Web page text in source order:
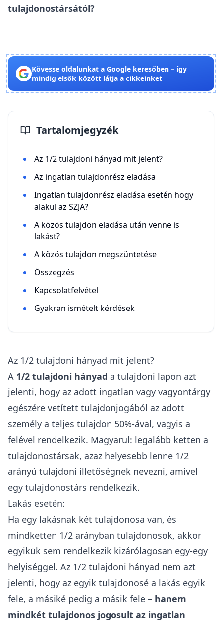
tulajdonostársától?
Kövesse oldalunkat a Google keresőben – így
mindig elsők között látja a cikkeinket
Tartalomjegyzék
Az 1/2 tulajdoni hányad mit jelent?
Az ingatlan tulajdonrész eladása
Ingatlan tulajdonrész eladása esetén hogy
alakul az SZJA?
A közös tulajdon eladása után venne is
lakást?
A közös tulajdon megszüntetése
Összegzés
Kapcsolatfelvétel
Gyakran ismételt kérdések
Az 1/2 tulajdoni hányad mit jelent?
A 1/2 tulajdoni hányad a tulajdoni lapon azt
jelenti, hogy az adott ingatlan vagy vagyontárgy
egészére vetített tulajdonjogából az adott
személy a teljes tulajdon 50%-ával, vagyis a
felével rendelkezik. Magyarul: legalább ketten a
tulajdonostársak, azaz helyesebb lenne 1/2
arányú tulajdoni illetőségnek nevezni, amivel
egy tulajdonostárs rendelkezik.
Lakás esetén:
Ha egy lakásnak két tulajdonosa van, és
mindketten 1/2 arányban tulajdonosok, akkor
egyikük sem rendelkezik kizárólagosan egy-egy
helyiséggel. Az 1/2 tulajdoni hányad nem azt
jelenti, hogy az egyik tulajdonosé a lakás egyik
fele, a másiké pedig a másik fele – hanem
mindkét tulajdonos jogosult az ingatlan